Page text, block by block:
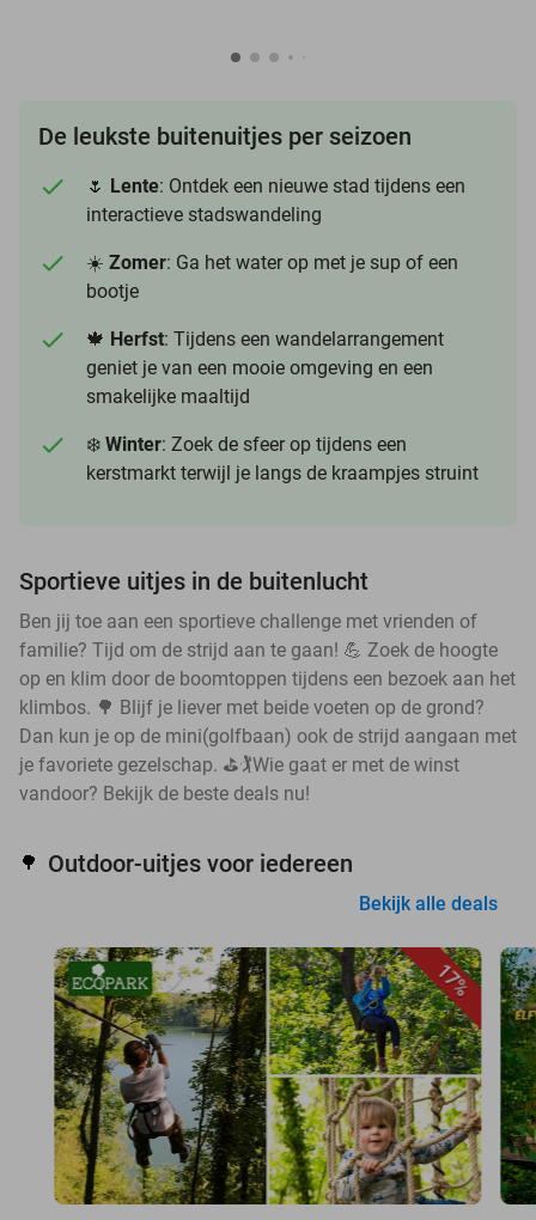
De leukste buitenuitjes per seizoen
🌷 Lente: Ontdek een nieuwe stad tijdens een
interactieve stadswandeling
☀️ Zomer: Ga het water op met je sup of een
bootje
🍁 Herfst: Tijdens een wandelarrangement
geniet je van een mooie omgeving en een
smakelijke maaltijd
❄️ Winter: Zoek de sfeer op tijdens een
kerstmarkt terwijl je langs de kraampjes struint
Sportieve uitjes in de buitenlucht
Ben jij toe aan een sportieve challenge met vrienden of
familie? Tijd om de strijd aan te gaan! 💪 Zoek de hoogte
op en klim door de boomtoppen tijdens een bezoek aan het
klimbos. 🌳 Blijf je liever met beide voeten op de grond?
Dan kun je op de mini(golfbaan) ook de strijd aangaan met
je favoriete gezelschap. ⛳🏌️Wie gaat er met de winst
vandoor? Bekijk de beste deals nu!
🌳 Outdoor-uitjes voor iedereen
Bekijk alle deals
17%